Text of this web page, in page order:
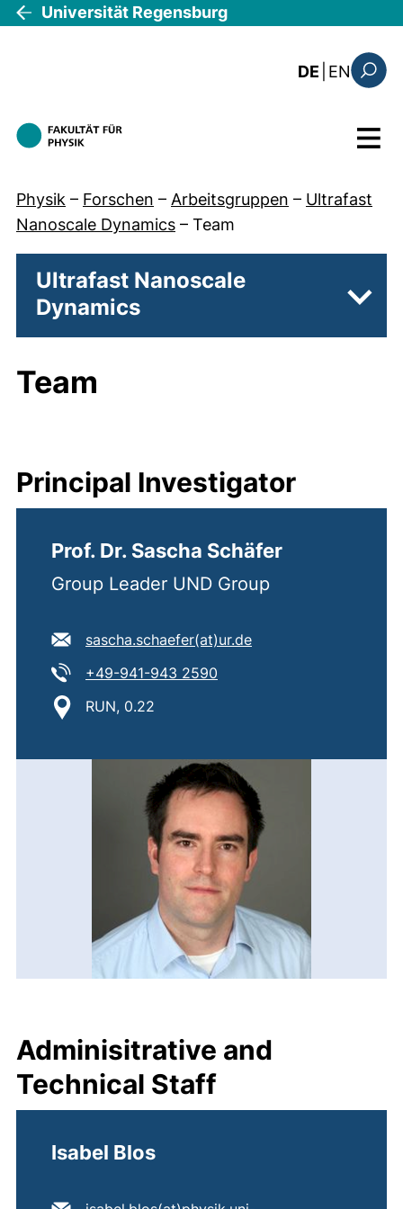
Direkt zum Inhalt
Universität Regensburg
DE EN: this
Menü
Physik – Forschen – Arbeitsgruppen – Ultrafast
Nanoscale Dynamics – Team
Ultrafast Nanoscale
Dynamics
Team
Principal Investigator
Prof. Dr. Sascha Schäfer
Group Leader UND Group
E-Mail Adresse:
sascha.schaefer​(at)​ur.de(öffnet Ihr E-Mail-
Tel:
+49-941-943 2590
Standort:
RUN, 0.22
Adminisitrative and
Technical Staff
Isabel Blos